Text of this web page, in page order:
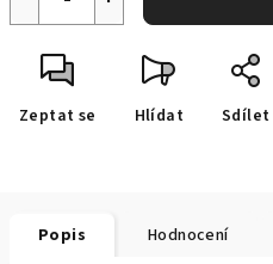
Zeptat se Hlídat Sdílet
Popis Hodnocení